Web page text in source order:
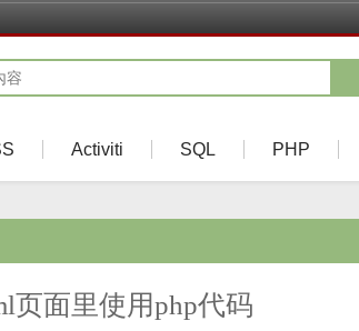
Activiti SQL PHP
页面里使用php代码